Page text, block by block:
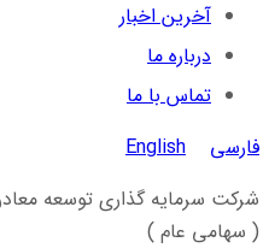
آخرین اخبار
درباره ما
تماس با ما
فارسی
English
شرکت سرمایه گذاری توسعه
( سهامی عام )